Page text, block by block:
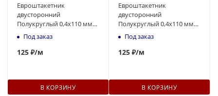
Евроштакетник
двусторонний
Полукруглый 0,4x110 мм
зелёный RAL 6005 1м
Под заказ
125 ₽/м
В КОРЗИНУ
Евроштакетник
двусторонний
Полукруглый 0,4x110 мм
вишневый RAL 3005 1м
Под заказ
125 ₽/м
В КОРЗИНУ